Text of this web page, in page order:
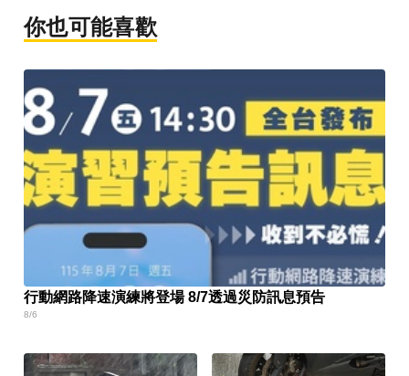
你也可能喜歡
行動網路降速演練將登場 8/7透過災防訊息預告
8/6